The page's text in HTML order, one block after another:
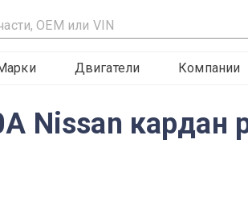
Двигатели Компании
Nissan кардан